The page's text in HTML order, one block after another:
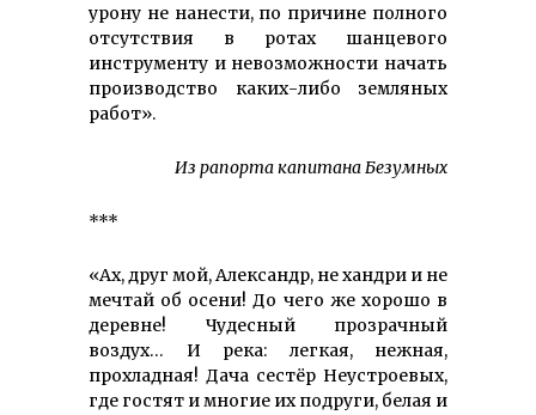
урону не нанести, по причине полного
отсутствия в ротах шанцевого
инструменту и невозможности начать
производство каких-либо земляных
работ».
Из рапорта капитана Безумных
***
«Ах, друг мой, Александр, не хандри и не
мечтай об осени! До чего же хорошо в
деревне! Чудесный прозрачный
воздух… И река: легкая, нежная,
прохладная! Дача сестёр Неустроевых,
где гостят и многие их подруги, белая и